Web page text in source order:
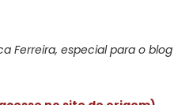
Ferreira, especial para o blog